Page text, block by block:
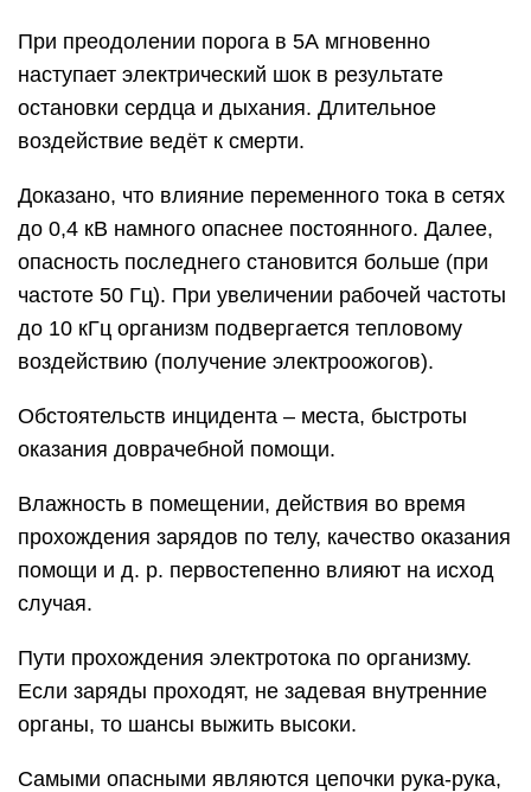
При преодолении порога в 5А мгновенно
наступает электрический шок в результате
остановки сердца и дыхания. Длительное
воздействие ведёт к смерти.
Доказано, что влияние переменного тока в сетях
до 0,4 кВ намного опаснее постоянного. Далее,
опасность последнего становится больше (при
частоте 50 Гц). При увеличении рабочей частоты
до 10 кГц организм подвергается тепловому
воздействию (получение электроожогов).
Обстоятельств инцидента – места, быстроты
оказания доврачебной помощи.
Влажность в помещении, действия во время
прохождения зарядов по телу, качество оказания
помощи и д. р. первостепенно влияют на исход
случая.
Пути прохождения электротока по организму.
Если заряды проходят, не задевая внутренние
органы, то шансы выжить высоки.
Самыми опасными являются цепочки рука-рука,